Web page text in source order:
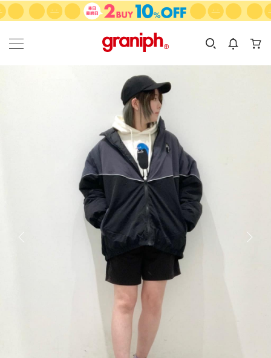
カテゴリーから探す
KIDS
カテゴリ
サイズ